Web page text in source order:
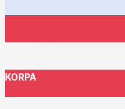
KORPA